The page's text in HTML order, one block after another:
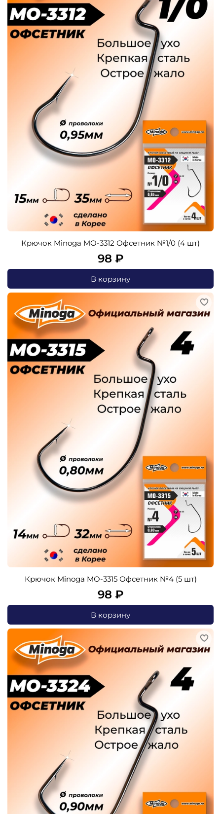
Крючок Minoga MO-3312 Офсетник №1/0 (4 шт)
98 ₽
В корзину
Крючок Minoga MO-3315 Офсетник №4 (5 шт)
98 ₽
В корзину